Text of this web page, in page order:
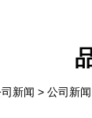
新闻 > 公司新闻